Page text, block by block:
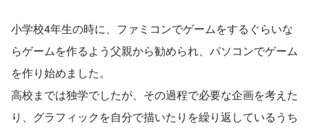
小学校4年生の時に、ファミコンでゲームをするぐらいな
らゲームを作るよう父親から勧められ、パソコンでゲーム
を作り始めました。
高校までは独学でしたが、その過程で必要な企画を考えた
り、グラフィックを自分で描いたりを繰り返しているうち